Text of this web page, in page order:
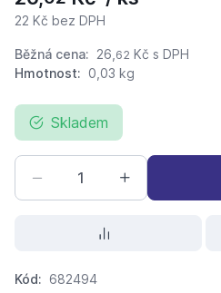
22 Kč bez DPH
Běžná cena: 26, 62 Kč s DPH
Hmotnost: 0,03 kg
Skladem
Kód: 682494